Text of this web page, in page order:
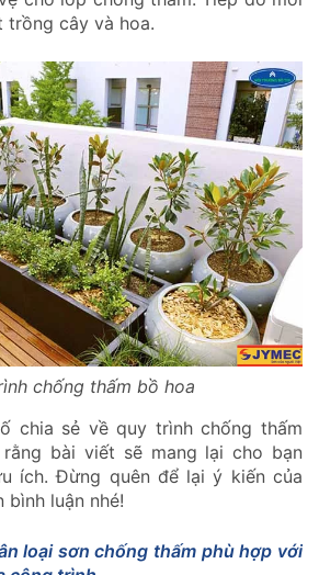
cây và hoa.
chống thấm bồ hoa
chia sẻ về quy trình chống thấm
bài viết sẽ mang lại cho bạn
ích. Đừng quên để lại ý kiến của
bình luận nhé!
loại sơn chống thấm phù hợp với